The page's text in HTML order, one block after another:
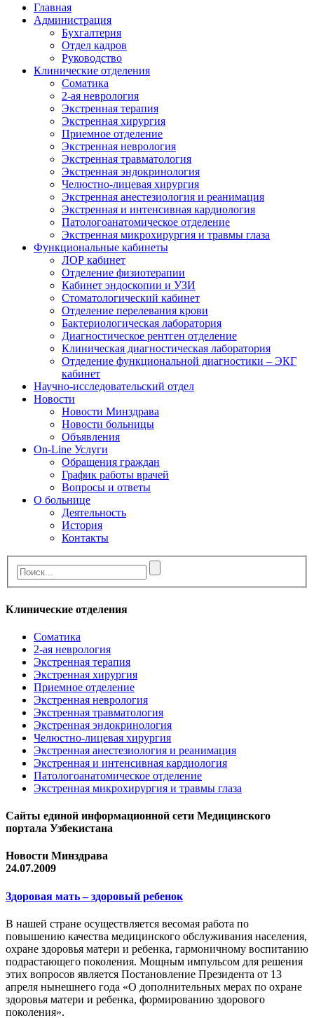
Главная
Администрация
Бухгалтерия
Отдел кадров
Руководство
Клинические отделения
Cоматика
2-ая неврология
Экстренная терапия
Экстренная хирургия
Приемное отделение
Экстренная неврология
Экстренная травматология
Экстренная эндокринология
Челюстно-лицевая хирургия
Экстренная анестезиология и реанимация
Экстренная и интенсивная кардиология
Патологоанатомическое отделение
Экстренная микрохирургия и травмы глаза
Функциональные кабинеты
ЛОР кабинет
Отделение физиотерапии
Кабинет эндоскопии и УЗИ
Стоматологический кабинет
Отделение перелевания крови
Бактериологическая лаборатория
Диагностическое рентген отделение
Клиническая диагностическая лаборатория
Отделение функциональной диагностики – ЭКГ
кабинет
Научно-исследовательский отдел
Новости
Новости Минздрава
Новости больницы
Объявления
On-Line Услуги
Обращения граждан
График работы врачей
Вопросы и ответы
О больнице
Деятельность
История
Контакты
Клинические отделения
Cоматика
2-ая неврология
Экстренная терапия
Экстренная хирургия
Приемное отделение
Экстренная неврология
Экстренная травматология
Экстренная эндокринология
Челюстно-лицевая хирургия
Экстренная анестезиология и реанимация
Экстренная и интенсивная кардиология
Патологоанатомическое отделение
Экстренная микрохирургия и травмы глаза
Сайты единой информационной сети Медицинского
портала Узбекистана
Новости Минздрава
24.07.2009
Здоровая мать – здоровый ребенок
В нашей стране осуществляется весомая работа по
повышению качества медицинского обслуживания населения,
охране здоровья матери и ребенка, гармоничному воспитанию
подрастающего поколения. Мощным импульсом для решения
этих вопросов является Постановление Президента от 13
апреля нынешнего года «О дополнительных мерах по охране
здоровья матери и ребенка, формированию здорового
поколения».